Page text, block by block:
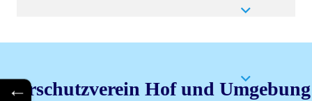
Tierschutzverein Hof und Umgebung
←